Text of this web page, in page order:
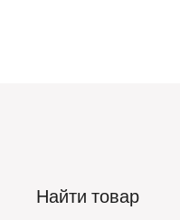
Найти товар